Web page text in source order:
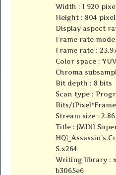
Width : 1 920
Height : 804
Display aspect
Frame rate
Frame rate :
Color space : YUV
Chroma
Bit depth : 8 bits
Scan type :
Bits/
Stream size : 2.86
Title : {MINI
S.x264
Writing library :
b3065e6